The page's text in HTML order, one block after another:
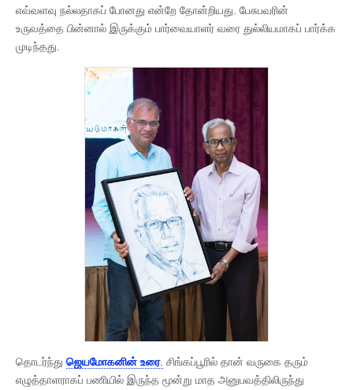
எவ்வளவு நல்லதாகப் போனது என்றே தோன்றியது. பேசுபவரின்
உருவத்தை பின்னால் இருக்கும் பார்வையாளர் வரை துல்லியமாகப் பார்க்க
முடிந்தது.
தொடர்ந்து ஜெயமோகனின் உரை. சிங்கப்பூரில் தான் வருகை தரும்
எழுத்தாளராகப் பணியில் இருந்த மூன்று மாத அனுபவத்திலிருந்து